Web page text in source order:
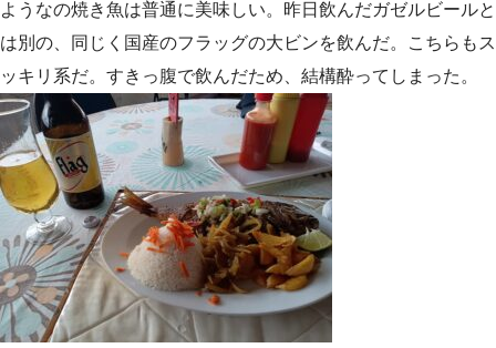
ようなの焼き魚は普通に美味しい。昨日飲んだガゼルビールと
は別の、同じく国産のフラッグの大ビンを飲んだ。こちらもス
ッキリ系だ。すきっ腹で飲んだため、結構酔ってしまった。